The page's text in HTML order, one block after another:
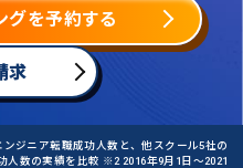
グを予約する
求
ジニア転職成功人数と、他スクール5社の
人数の実績を比較 ※2 2016年9月1日〜2021